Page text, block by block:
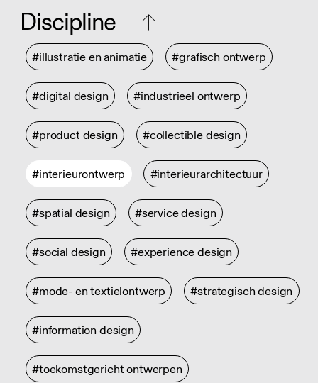
Discipline
#illustratie en animatie #grafisch ontwerp
#digital design #industrieel ontwerp
#product design #collectible design
#interieurontwerp #interieurarchitectuur
#spatial design #service design
#social design #experience design
#mode- en textielontwerp #strategisch design
#information design
#toekomstgericht ontwerpen